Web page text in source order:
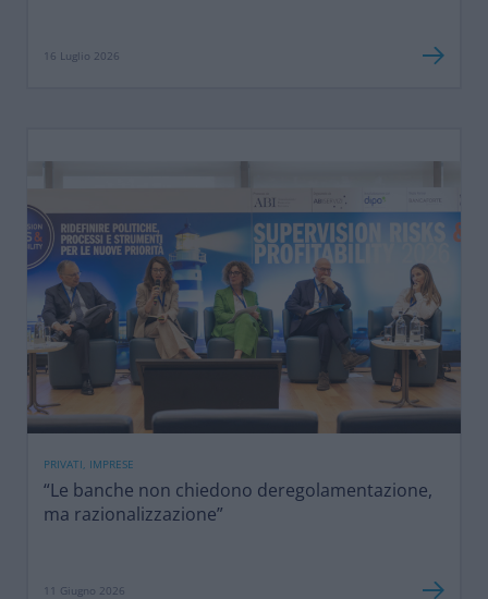
16 Luglio 2026
PRIVATI, IMPRESE
“Le banche non chiedono deregolamentazione,
ma razionalizzazione”
11 Giugno 2026